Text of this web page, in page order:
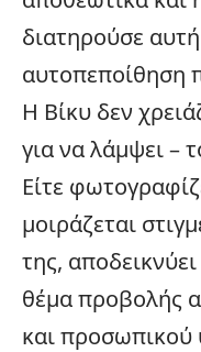
διατηρούσε
αυτοπεποίθηση
Η Βίκυ δεν
για να λάμψει –
Είτε
μοιράζεται
της,
θέμα προβολής
και προσωπικού